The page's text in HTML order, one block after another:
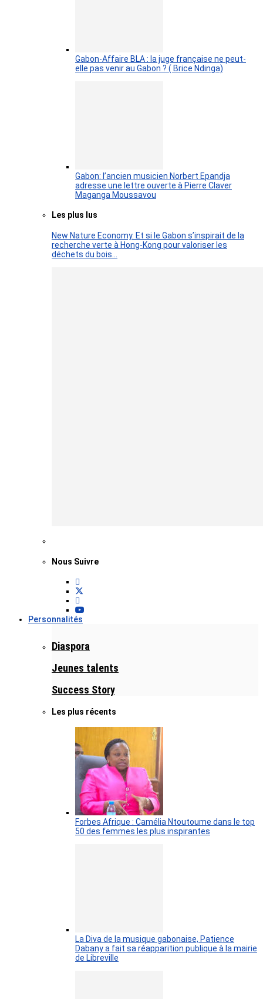
Gabon-Affaire BLA : la juge française ne peut-
elle pas venir au Gabon ? ( Brice Ndinga)
Gabon: l’ancien musicien Norbert Epandja
adresse une lettre ouverte à Pierre Claver
Maganga Moussavou
Les plus lus
New Nature Economy. Et si le Gabon s’inspirait de la
recherche verte à Hong-Kong pour valoriser les
déchets du bois…
Nous Suivre
Personnalités
Diaspora
Jeunes talents
Success Story
Les plus récents
Forbes Afrique : Camélia Ntoutoume dans le top
50 des femmes les plus inspirantes
La Diva de la musique gabonaise, Patience
Dabany a fait sa réapparition publique à la mairie
de Libreville